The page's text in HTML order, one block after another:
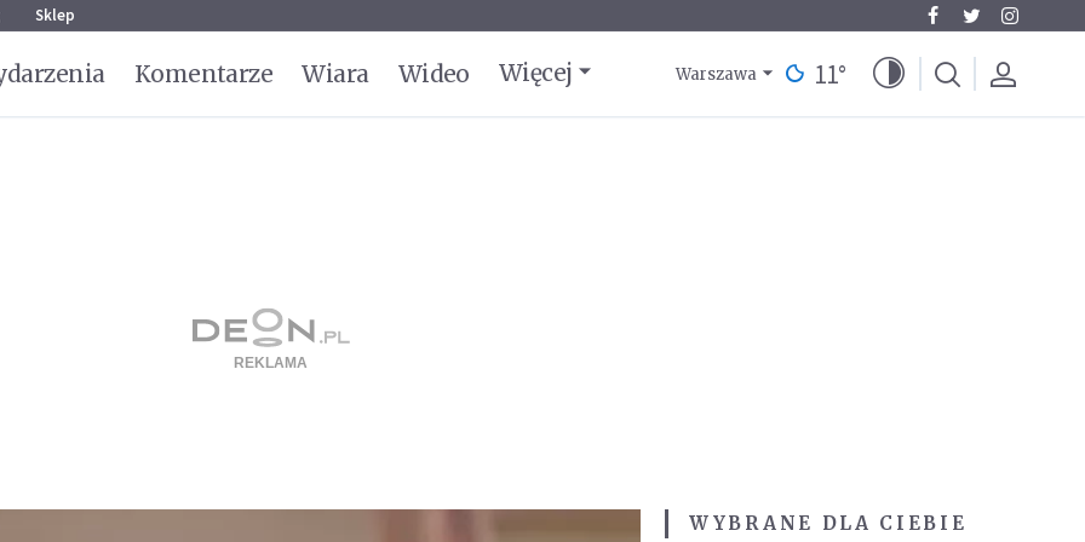
Sklep
Komentarze Wiara Wideo Więcej Warszawa 11°
WYBRANE DLA CIEBIE